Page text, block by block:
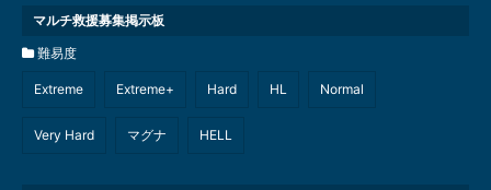
マルチ救援募集掲示板
難易度
Extreme Extreme+ Hard HL Normal
Very Hard マグナ HELL